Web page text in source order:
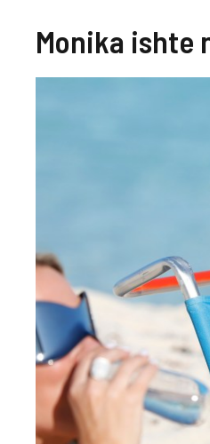
Monika ishte